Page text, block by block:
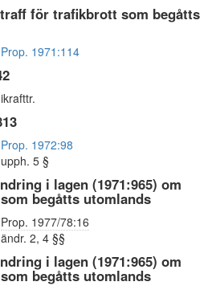
för trafikbrott som begåtts
Prop. 1971:114
ikrafttr.
Prop. 1972:98
upph. 5 §
i lagen (1971:965) om
begåtts utomlands
Prop. 1977/78:16
ändr. 2, 4 §§
i lagen (1971:965) om
begåtts utomlands